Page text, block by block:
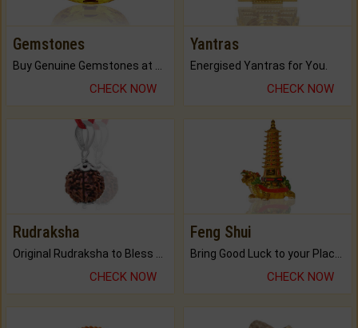
Gemstones
CHECK NOW
Yantras
Energised Yantras for You.
CHECK NOW
Rudraksha
CHECK NOW
Feng Shui
CHECK NOW